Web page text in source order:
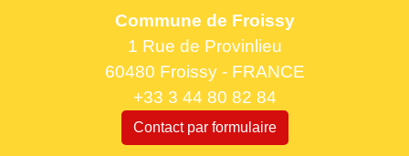
Commune de Froissy
1 Rue de Provinlieu
60480 Froissy - FRANCE
+33 3 44 80 82 84
Contact par formulaire